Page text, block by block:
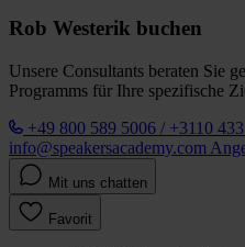
Rob Westerik buchen
Unsere Consultants beraten Sie
Programms für Ihre spezifische
+49 800 589 5006 / +3110
info@speakersacademy.com
Mit uns chatten
Favorit